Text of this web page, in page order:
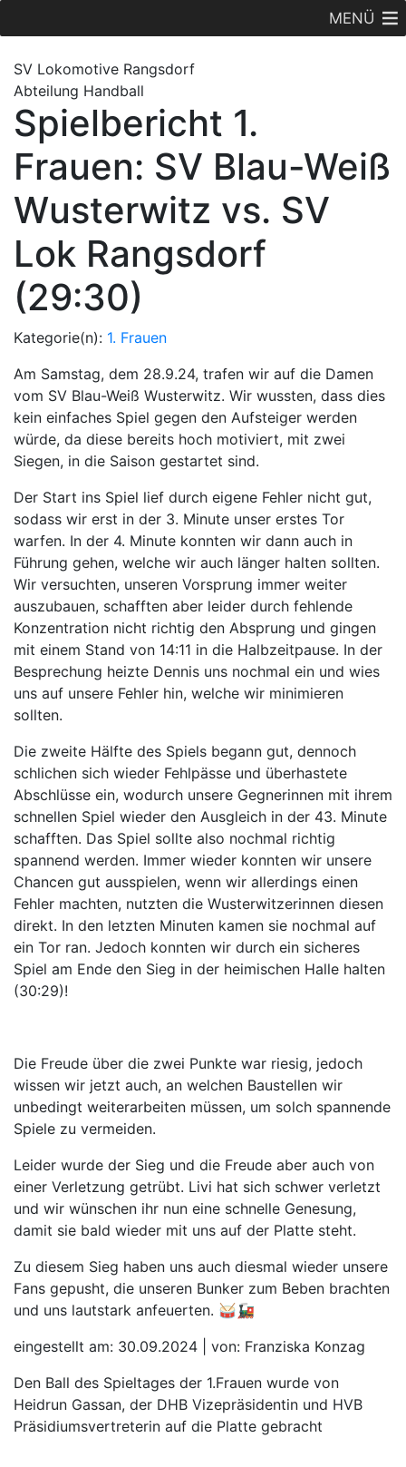
MENÜ
SV Lokomotive Rangsdorf
Abteilung Handball
Spielbericht 1.
Frauen: SV Blau-Weiß
Wusterwitz vs. SV
Lok Rangsdorf
(29:30)
Kategorie(n): 1. Frauen
Am Samstag, dem 28.9.24, trafen wir auf die Damen
vom SV Blau-Weiß Wusterwitz. Wir wussten, dass dies
kein einfaches Spiel gegen den Aufsteiger werden
würde, da diese bereits hoch motiviert, mit zwei
Siegen, in die Saison gestartet sind.
Der Start ins Spiel lief durch eigene Fehler nicht gut,
sodass wir erst in der 3. Minute unser erstes Tor
warfen. In der 4. Minute konnten wir dann auch in
Führung gehen, welche wir auch länger halten sollten.
Wir versuchten, unseren Vorsprung immer weiter
auszubauen, schafften aber leider durch fehlende
Konzentration nicht richtig den Absprung und gingen
mit einem Stand von 14:11 in die Halbzeitpause. In der
Besprechung heizte Dennis uns nochmal ein und wies
uns auf unsere Fehler hin, welche wir minimieren
sollten.
Die zweite Hälfte des Spiels begann gut, dennoch
schlichen sich wieder Fehlpässe und überhastete
Abschlüsse ein, wodurch unsere Gegnerinnen mit ihrem
schnellen Spiel wieder den Ausgleich in der 43. Minute
schafften. Das Spiel sollte also nochmal richtig
spannend werden. Immer wieder konnten wir unsere
Chancen gut ausspielen, wenn wir allerdings einen
Fehler machten, nutzten die Wusterwitzerinnen diesen
direkt. In den letzten Minuten kamen sie nochmal auf
ein Tor ran. Jedoch konnten wir durch ein sicheres
Spiel am Ende den Sieg in der heimischen Halle halten
(30:29)!
Die Freude über die zwei Punkte war riesig, jedoch
wissen wir jetzt auch, an welchen Baustellen wir
unbedingt weiterarbeiten müssen, um solch spannende
Spiele zu vermeiden.
Leider wurde der Sieg und die Freude aber auch von
einer Verletzung getrübt. Livi hat sich schwer verletzt
und wir wünschen ihr nun eine schnelle Genesung,
damit sie bald wieder mit uns auf der Platte steht.
Zu diesem Sieg haben uns auch diesmal wieder unsere
Fans gepusht, die unseren Bunker zum Beben brachten
und uns lautstark anfeuerten. 🥁🚂
eingestellt am: 30.09.2024 | von: Franziska Konzag
Den Ball des Spieltages der 1.Frauen wurde von
Heidrun Gassan, der DHB Vizepräsidentin und HVB
Präsidiumsvertreterin auf die Platte gebracht